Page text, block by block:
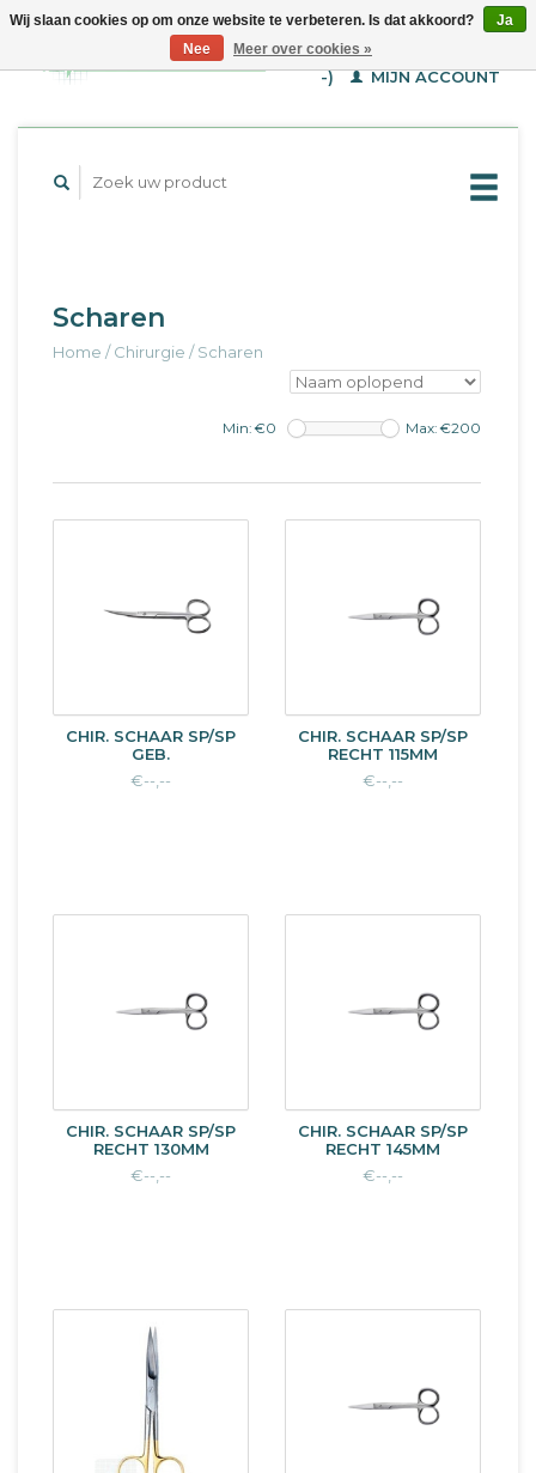
WINKELWAGEN (€--,-
-)
MIJN ACCOUNT
Scharen
Home /Chirurgie /Scharen
Min: €0 Max: €200
CHIR. SCHAAR SP/SP
GEB.
€--,--
CHIR. SCHAAR SP/SP
RECHT 115MM
€--,--
CHIR. SCHAAR SP/SP
RECHT 130MM
€--,--
CHIR. SCHAAR SP/SP
RECHT 145MM
€--,--
Wij slaan cookies op om onze website te verbeteren. Is dat akkoord?
Ja
Nee
Meer over cookies »